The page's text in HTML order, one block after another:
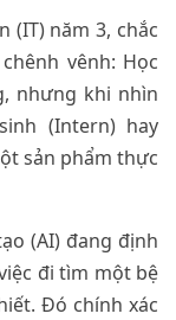
(IT) năm 3, chắc
vênh: Học
nhưng khi nhìn
(Intern) hay
sản phẩm thực
(AI) đang định
đi tìm một bệ
Đó chính xác